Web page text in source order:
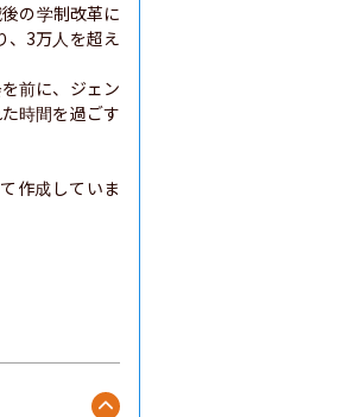
の学制改革に
、3万人を超え
前に、ジェン
時間を過ごす
作成していま